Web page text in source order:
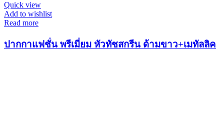
Quick view
Add to wishlist
Read more
ปากกาแฟชั่น พรีเมี่ยม หัวทัชสกรีน ด้ามขาว+เมทัลลิค